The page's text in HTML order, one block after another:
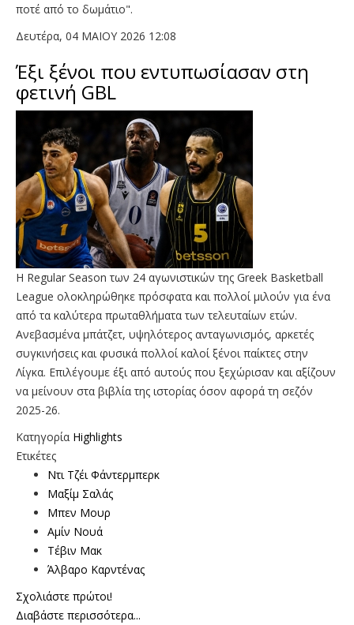
ποτέ από το δωμάτιο".
Δευτέρα, 04 ΜΑΙΟΥ 2026 12:08
Έξι ξένοι που εντυπωσίασαν στη
φετινή GBL
Η Regular Season των 24 αγωνιστικών της Greek Basketball
League ολοκληρώθηκε πρόσφατα και πολλοί μιλούν για ένα
από τα καλύτερα πρωταθλήματα των τελευταίων ετών.
Ανεβασμένα μπάτζετ, υψηλότερος ανταγωνισμός, αρκετές
συγκινήσεις και φυσικά πολλοί καλοί ξένοι παίκτες στην
Λίγκα. Επιλέγουμε έξι από αυτούς που ξεχώρισαν και αξίζουν
να μείνουν στα βιβλία της ιστορίας όσον αφορά τη σεζόν
2025-26.
Κατηγορία Highlights
Ετικέτες
Ντι Τζέι Φάντερμπερκ
Μαξίμ Σαλάς
Μπεν Μουρ
Αμίν Νουά
Τέβιν Μακ
Άλβαρο Καρντένας
Σχολιάστε πρώτοι!
Διαβάστε περισσότερα...